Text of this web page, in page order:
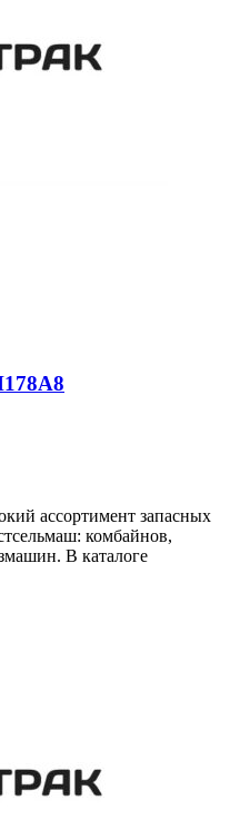
ассортимент запасных
комбайнов,
В каталоге